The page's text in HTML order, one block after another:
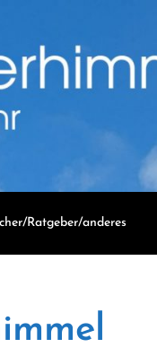
Ratgeber/anderes